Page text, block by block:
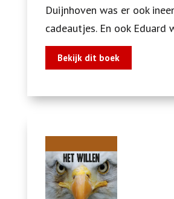
Duijnhoven was er ook
cadeautjes. En ook Eduard
Bekijk dit boek